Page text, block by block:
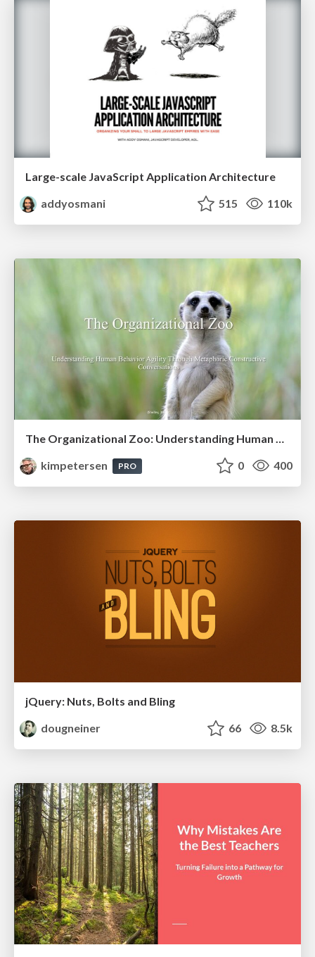
Large-scale JavaScript Application Architecture
addyosmani
515 110k
The Organizational Zoo: Understanding Human Behavior Agility Through Metaphoric Constructive Conversations (based on the works of Arthur Shelley, Ph.D)
kimpetersen
PRO 0 400
jQuery: Nuts, Bolts and Bling
dougneiner
66 8.5k